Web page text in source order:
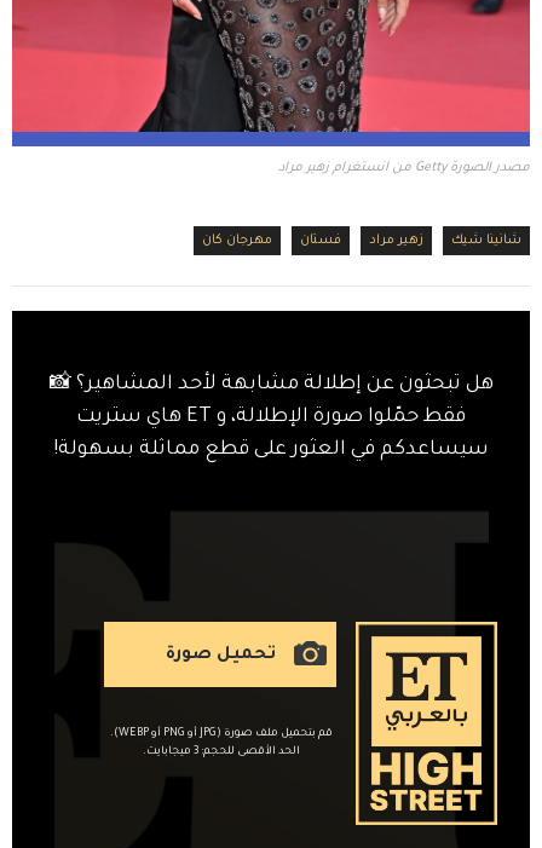
مصدر الصورة Getty من انستغرام زهير مراد
شانينا شيك زهير مراد فستان مهرجان كان
هل تبحثون عن إطلالة مشابهة لأحد المشاهير؟ 📸
فقط حمّلوا صورة الإطلالة، و ET هاي ستريت
سيساعدكم في العثور على قطع مماثلة بسهولة!
تحميل صورة
قم بتحميل ملف صورة (JPG أو PNG أو WEBP).
الحد الأقصى للحجم: 3 ميجابايت.